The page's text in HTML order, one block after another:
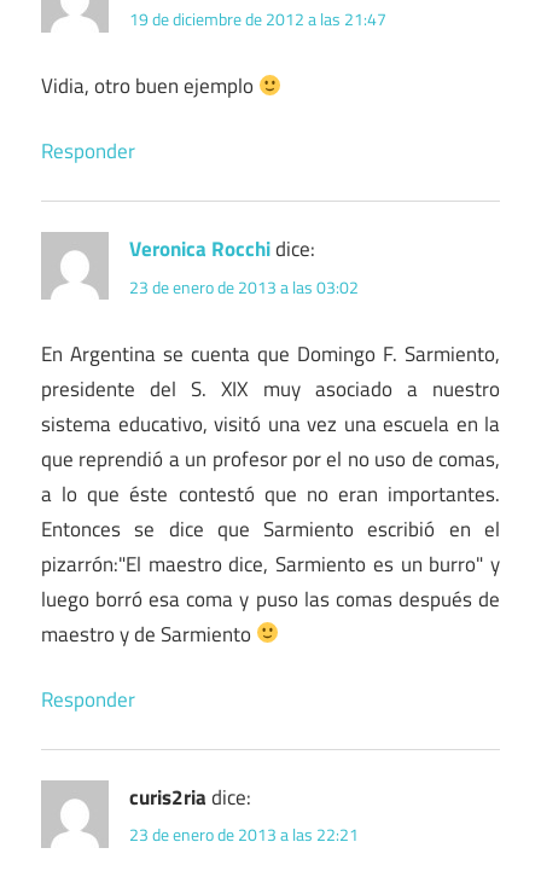
19 de diciembre de 2012 a las 21:47
Vidia, otro buen ejemplo
Responder
Veronica Rocchidice:
23 de enero de 2013 a las 03:02
En Argentina se cuenta que Domingo F. Sarmiento,
presidente del S. XIX muy asociado a nuestro
sistema educativo, visitó una vez una escuela en la
que reprendió a un profesor por el no uso de comas,
a lo que éste contestó que no eran importantes.
Entonces se dice que Sarmiento escribió en el
pizarrón:"El maestro dice, Sarmiento es un burro" y
luego borró esa coma y puso las comas después de
maestro y de Sarmiento
Responder
curis2riadice:
23 de enero de 2013 a las 22:21